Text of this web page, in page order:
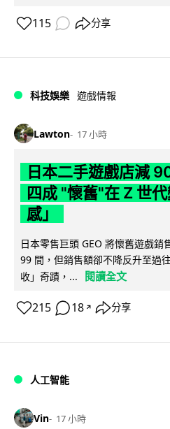
115 分享
科技娛樂 遊戲情報
Lawton 17 小時
日本二手遊戲店減
四成 "懷舊"在 Z 世
感」
日本零售巨頭 GEO 將懷舊遊戲銷
99 間，但銷售額卻不降反升至過
收」奇蹟，...
閱讀全文
215 18 ↗ 分享
人工智能
Vin 17 小時